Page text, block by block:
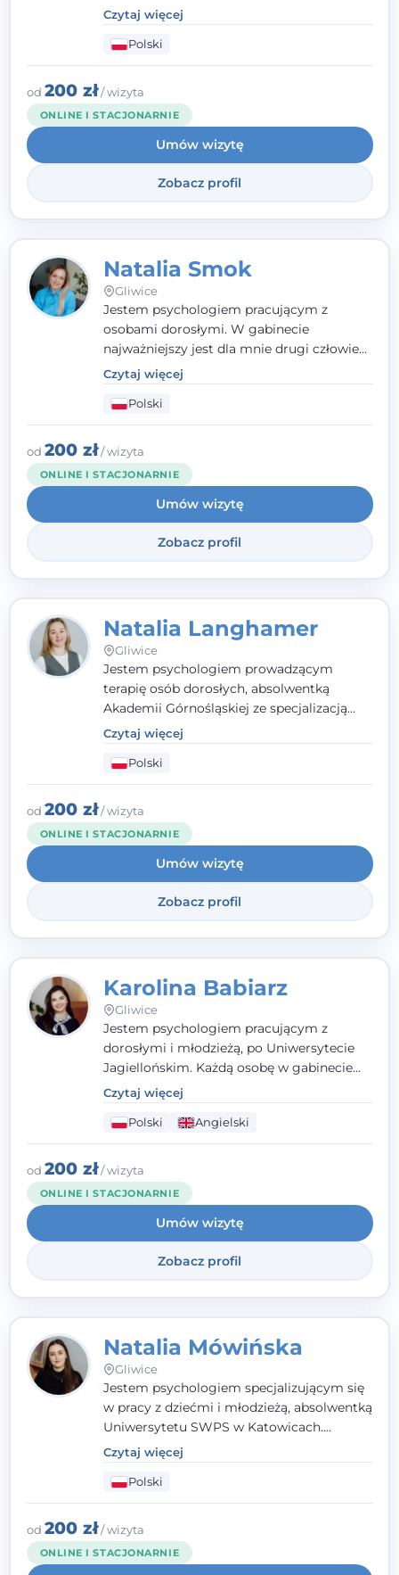
emocjonalne, relacyjne albo znajdującym
się w kryzysie. Liczy się dla mnie
autentyczna, oparta na zaufaniu relacja
oraz przestrzeń, w której każdy poczuje się
wysłuchany i potraktowany z szacunkiem.
Czytaj więcej
Polski
od 200 zł/ wizyta
ONLINE I STACJONARNIE
Umów wizytę
Zobacz profil
Natalia Smok
Gliwice
Jestem psychologiem pracującym z
osobami dorosłymi. W gabinecie
najważniejszy jest dla mnie drugi człowiek
- wierzę, że empatia, autentyczność i pełne
zaangażowanie tworzą bezpieczną
przestrzeń, będącą podstawą pracy nad
zmianą. W praktyce korzystam m.in. z
narzędzi Racjonalnej Terapii Zachowania.
Czytaj więcej
Polski
od 200 zł/ wizyta
ONLINE I STACJONARNIE
Umów wizytę
Zobacz profil
Natalia Langhamer
Gliwice
Jestem psychologiem prowadzącym
terapię osób dorosłych, absolwentką
Akademii Górnośląskiej ze specjalizacją
kliniczną. Oferuję konsultacje
psychologiczne i pierwszą pomoc
psychologiczną w kryzysie, przewlekłym
stresie czy obniżonym nastroju. Każde
spotkanie traktuję z szacunkiem,
uważnością i w atmosferze zaufania.
Czytaj więcej
Polski
od 200 zł/ wizyta
ONLINE I STACJONARNIE
Umów wizytę
Zobacz profil
Karolina Babiarz
Gliwice
Jestem psychologiem pracującym z
dorosłymi i młodzieżą, po Uniwersytecie
Jagiellońskim. Każdą osobę w gabinecie
traktuję jak osobną historię, którą poznaję,
budując relację opartą na zaufaniu i
empatii. Przyjmuję w Poradni Teraply.pl w
Gliwicach oraz online, po polsku i po
angielsku.
Czytaj więcej
Polski Angielski
od 200 zł/ wizyta
ONLINE I STACJONARNIE
Umów wizytę
Zobacz profil
Natalia Mówińska
Gliwice
Jestem psychologiem specjalizującym się
w pracy z dziećmi i młodzieżą, absolwentką
Uniwersytetu SWPS w Katowicach.
Prowadzę konsultacje oraz terapię
nastawioną na potrzeby dziecka i jego
rodziny. Najważniejsze jest dla mnie
stworzenie bezpiecznego miejsca, w
którym dziecko czuje się zauważone i
zrozumiane.
Czytaj więcej
Polski
od 200 zł/ wizyta
ONLINE I STACJONARNIE